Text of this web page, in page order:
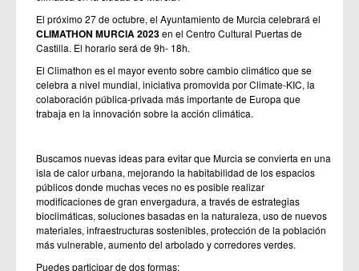
El próximo 27 de octubre, el Ayuntamiento de Murcia celebrará el
CLIMATHON MURCIA 2023en el Centro Cultural Puertas de
Castilla. El horario será de 9h- 18h.
El Climathon es el mayor evento sobre cambio climático que se
celebra a nivel mundial, iniciativa promovida por Climate-KIC, la
colaboración pública-privada más importante de Europa que
trabaja en la innovación sobre la acción climática.
Buscamos nuevas ideas para evitar que Murcia se convierta en una
isla de calor urbana, mejorando la habitabilidad de los espacios
públicos donde muchas veces no es posible realizar
modificaciones de gran envergadura, a través de estrategias
bioclimáticas, soluciones basadas en la naturaleza, uso de nuevos
materiales, infraestructuras sostenibles, protección de la población
más vulnerable, aumento del arbolado y corredores verdes.
Puedes participar de dos formas: